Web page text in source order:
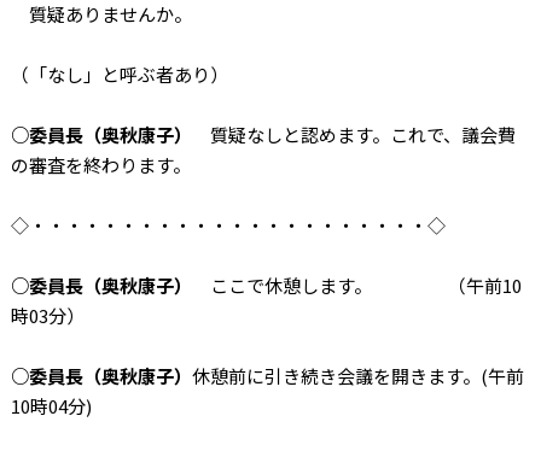
質疑ありませんか。
（「なし」と呼ぶ者あり）
○委員長（奥秋康子）
質疑なしと認めます。これで、議会費
の審査を終わります。
◇・・・・・・・・・・・・・・・・・・・・・・◇
○委員長（奥秋康子）
ここで休憩します。 （午前10
時03分）
○委員長（奥秋康子） 休憩前に引き続き会議を開きます。(午前
10時04分)